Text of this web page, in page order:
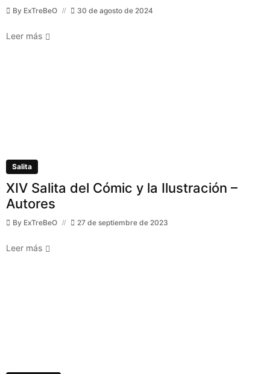
By ExTreBeO 30 de agosto de 2024
Leer más
Salita
XIV Salita del Cómic y la Ilustración –
Autores
By ExTreBeO 27 de septiembre de 2023
Leer más